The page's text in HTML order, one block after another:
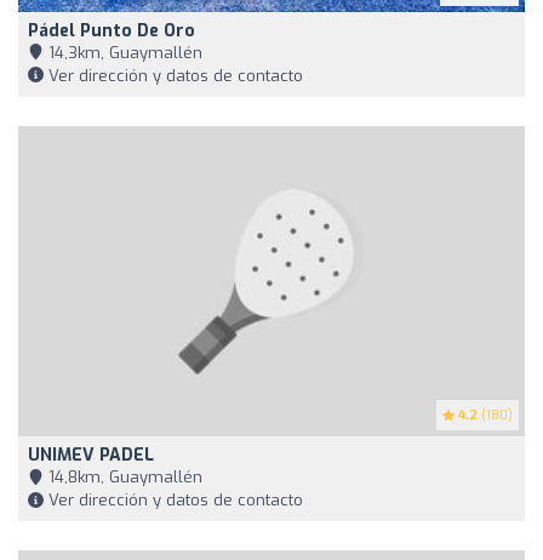
Pádel Punto De Oro
14,3km, Guaymallén
Ver dirección y datos de contacto
4.2 (180)
UNIMEV PADEL
14,8km, Guaymallén
Ver dirección y datos de contacto